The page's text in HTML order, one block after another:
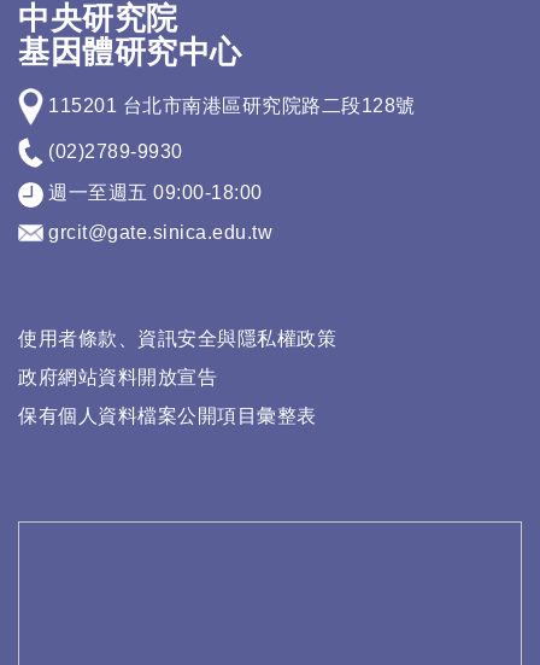
中央研究院
基因體研究中心
115201 台北市南港區研究院路二段128號
(02)2789-9930
週一至週五 09:00-18:00
grcit@gate.sinica.edu.tw
使用者條款、資訊安全與隱私權政策
政府網站資料開放宣告
保有個人資料檔案公開項目彙整表